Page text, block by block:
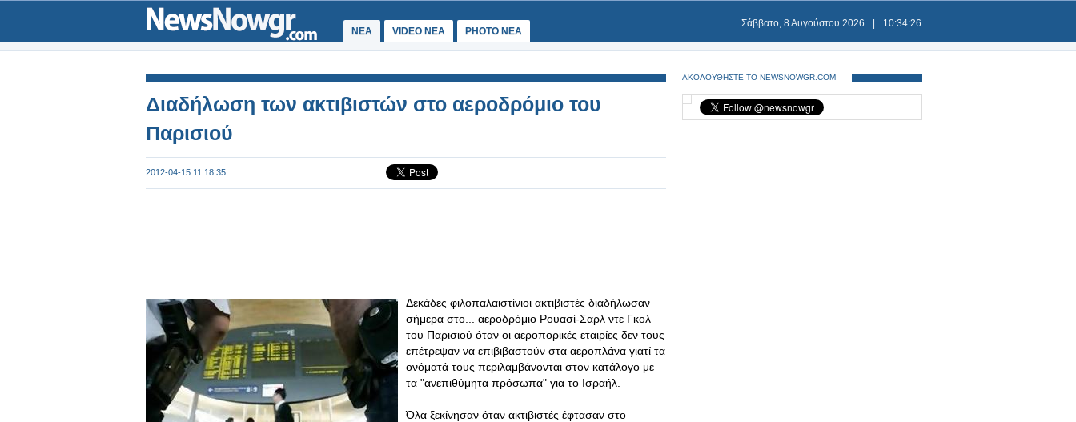
ΝΕΑ VIDEO NEA PHOTO NEA
Σάββατο, 8 Αυγούστου 2026 10:34:27
Διαδήλωση των ακτιβιστών στο αεροδρόμιο του
Παρισιού
2012-04-15 11:18:35
Δεκάδες φιλοπαλαιστίνιοι ακτιβιστές διαδήλωσαν
σήμερα στο... αεροδρόμιο Ρουασί-Σαρλ ντε Γκολ
του Παρισιού όταν οι αεροπορικές εταιρίες δεν τους
επέτρεψαν να επιβιβαστούν στα αεροπλάνα γιατί τα
ονόματά τους περιλαμβάνονται στον κατάλογο με
τα "ανεπιθύμητα πρόσωπα" για το Ισραήλ.
Όλα ξεκίνησαν όταν ακτιβιστές έφτασαν στο
ΑΚΟΛΟΥΘΗΣΤΕ ΤΟ NEWSNOWGR.COM